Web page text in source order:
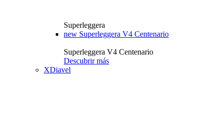
Superleggera
new Superleggera V4 Centenario
Superleggera V4 Centenario
Descubrir más
XDiavel